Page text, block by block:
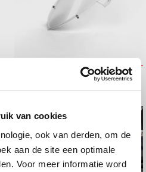
van cookies
ook van derden, om de
aan de site een optimale
Voor meer informatie word
High windscreen
€ 99